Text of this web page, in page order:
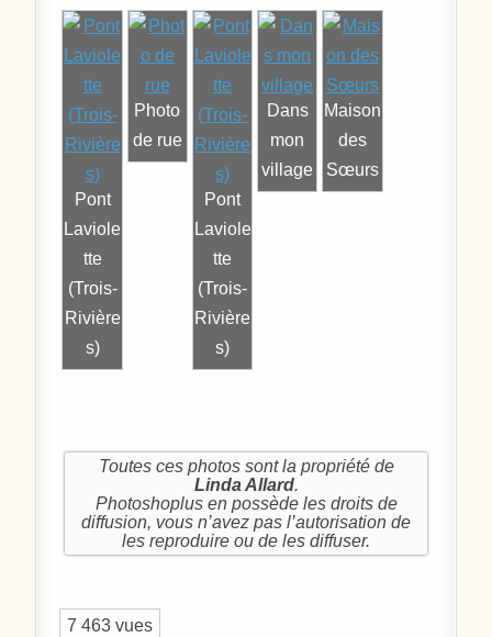
Pont
Laviole
tte
(Trois-
Rivière
s)
Photo
de rue
Pont
Laviole
tte
(Trois-
Rivière
s)
Dans
mon
village
Maison
des
Sœurs
Toutes ces photos sont la propriété de
Linda Allard.
Photoshoplus en possède les droits de
diffusion, vous n’avez pas l’autorisation de
les reproduire ou de les diffuser.
7 463 vues